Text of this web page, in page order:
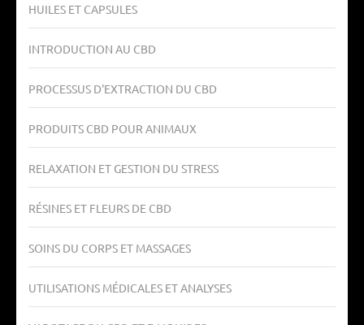
HUILES ET CAPSULES
INTRODUCTION AU CBD
PROCESSUS D'EXTRACTION DU CBD
PRODUITS CBD POUR ANIMAUX
RELAXATION ET GESTION DU STRESS
RÉSINES ET FLEURS DE CBD
SOINS DU CORPS ET MASSAGES
UTILISATIONS MÉDICALES ET ANALYSES